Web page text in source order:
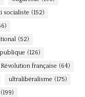
socialiste (152)
(52)
(126)
Révolution française (64)
ultralibéralisme (175)
(199)